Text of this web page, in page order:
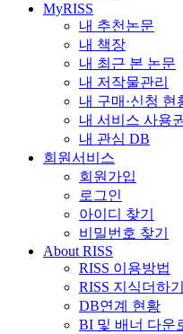
MyRISS
내 추천논문
내 책장
내 최근 본 논문
내 저작물관리
내 구매·신청 현
내 서비스 사용
내 관심 DB
회원서비스
회원가입
로그인
아이디 찾기
비밀번호 찾기
About RISS
RISS 이용방법
RISS 지식더하기
DB연계 현황
BI 및 배너 다운